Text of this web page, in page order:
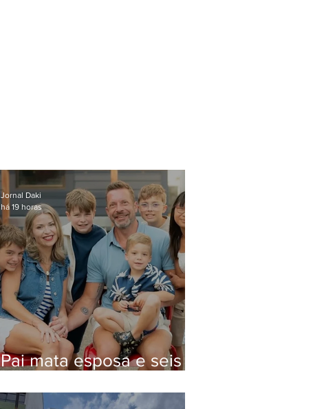
Pai mata esposa e seis
funeral
Jornal Daki
há 19 horas